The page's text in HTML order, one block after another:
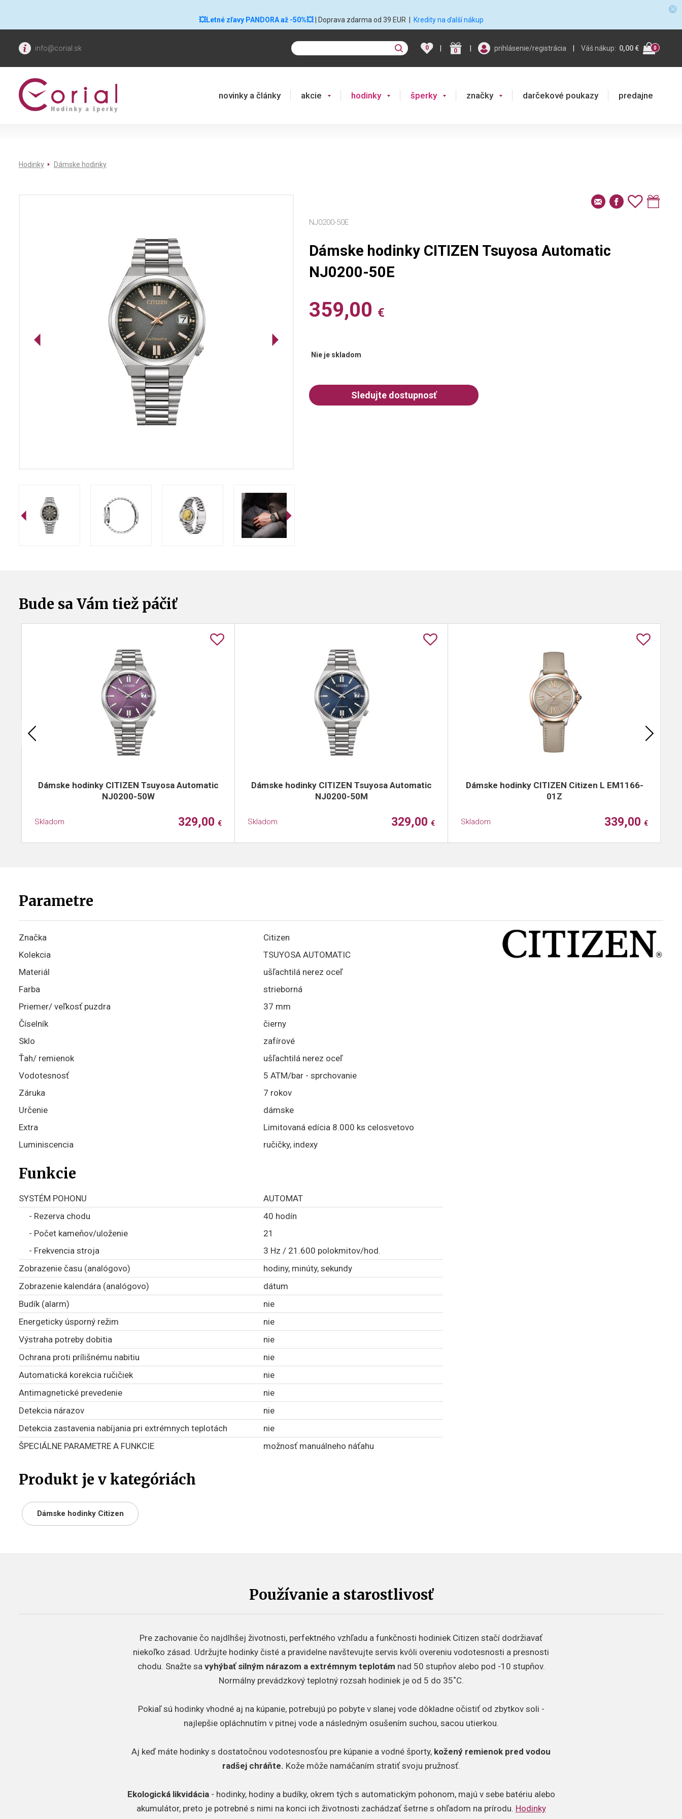
💥Letné zľavy PANDORA až -50%💥 | Doprava zdarma od 39 EUR Kredity na ďalší nákup
info@corial.sk 0 | 0 | prihlásenie/registrácia | Váš nákup: 0,00 € 0
novinky a články akcie hodinky šperky značky darčekové poukazy predajne
Hodinky Dámske hodinky
NJ0200-50E
Dámske hodinky CITIZEN Tsuyosa Automatic
NJ0200-50E
359,00 €
Nie je skladom
Bude sa Vám tiež páčiť
Dámske hodinky CITIZEN Tsuyosa Automatic
NJ0200-50W
Skladom 329,00 €
Dámske hodinky CITIZEN Tsuyosa Automatic
NJ0200-50M
Skladom 329,00 €
Dámske hodinky CITIZEN Citizen L EM1166-
01Z
Skladom 339,00 €
Parametre
Značka
Citizen
Kolekcia
TSUYOSA AUTOMATIC
Materiál
ušľachtilá nerez oceľ
Farba
strieborná
Priemer/ veľkosť puzdra
37 mm
Číselník
čierny
Sklo
zafírové
Ťah/ remienok
ušľachtilá nerez oceľ
Vodotesnosť
5 ATM/bar - sprchovanie
Záruka
7 rokov
Určenie
dámske
Extra
Limitovaná edícia 8.000 ks celosvetovo
Luminiscencia
ručičky, indexy
Funkcie
SYSTÉM POHONU
AUTOMAT
- Rezerva chodu
40 hodín
- Počet kameňov/uloženie
21
- Frekvencia stroja
3 Hz / 21.600 polokmitov/hod.
Zobrazenie času (analógovo)
hodiny, minúty, sekundy
Zobrazenie kalendára (analógovo)
dátum
Budík (alarm)
nie
Energeticky úsporný režim
nie
Výstraha potreby dobitia
nie
Ochrana proti prílišnému nabitiu
nie
Automatická korekcia ručičiek
nie
Antimagnetické prevedenie
nie
Detekcia nárazov
nie
Detekcia zastavenia nabíjania pri extrémnych teplotách
nie
ŠPECIÁLNE PARAMETRE A FUNKCIE
možnosť manuálneho náťahu
Produkt je v kategóriách
Dámske hodinky Citizen
Používanie a starostlivosť
Pre zachovanie čo najdlhšej životnosti, perfektného vzhľadu a funkčnosti hodiniek Citizen stačí dodržiavať
niekoľko zásad. Udržujte hodinky čisté a pravidelne navštevujte servis kvôli overeniu vodotesnosti a presnosti
chodu. Snažte sa vyhýbať silným nárazom a extrémnym teplotám nad 50 stupňov alebo pod -10 stupňov.
Normálny prevádzkový teplotný rozsah hodiniek je od 5 do 35˚C.
Pokiaľ sú hodinky vhodné aj na kúpanie, potrebujú po pobyte v slanej vode dôkladne očistiť od zbytkov soli -
najlepšie opláchnutím v pitnej vode a následným osušením suchou, sacou utierkou.
Aj keď máte hodinky s dostatočnou vodotesnosťou pre kúpanie a vodné športy, kožený remienok pred vodou
radšej chráňte. Kože môže namáčaním stratiť svoju pružnosť.
Ekologická likvidácia - hodinky, hodiny a budíky, okrem tých s automatickým pohonom, majú v sebe batériu alebo
akumulátor, preto je potrebné s nimi na konci ich životnosti zachádzať šetrne s ohľadom na prírodu. Hodinky